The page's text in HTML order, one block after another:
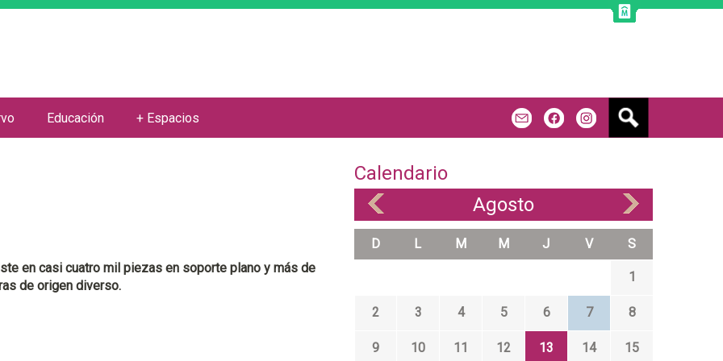
en casi cuatro mil piezas en soporte plano y más de
de origen diverso.
Calendario
Agosto
D L M M J V S
1
2 3 4 5 6 7 8
9 10 11 12 13 14 15
Educación + Espacios
s